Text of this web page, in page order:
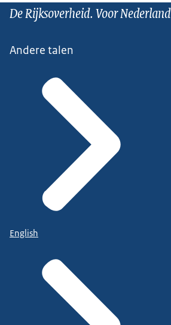
De Rijksoverheid. Voor Nederland
Andere talen
English